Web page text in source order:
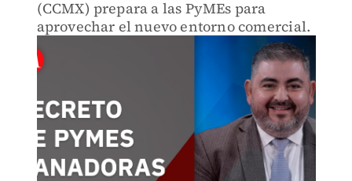
(CCMX) prepara a las PyMEs para
aprovechar el nuevo entorno comercial.